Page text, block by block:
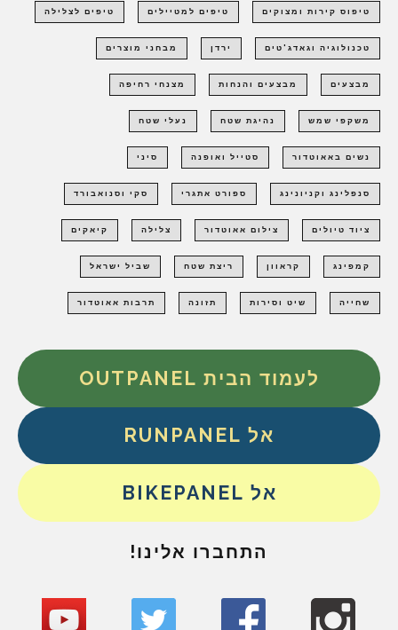
טיפוס קירות ומצוקים טיפים למטיילים טיפים לצלילה
טכנולוגיה וגאדג'טים ירדן מבחני מוצרים
מבצעים מבצעים והנחות מצנחי רחיפה
משקפי שמש נהיגת שטח נעלי שטח
נשים באאוטדור סטייל ואופנה סיני
סנפלינג וקניונינג ספורט אתגרי סקי וסנואבורד
ציוד טיולים צילום אאוטדור צלילה קיאקים
קמפינג קראוון ריצת שטח שביל ישראל
שחייה שיט וסירות תזונה תרבות אאוטדור
לעמוד הבית OUTPANEL
אל RUNPANEL
אל BIKEPANEL
התחברו אלינו!